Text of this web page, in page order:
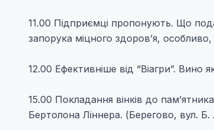
11.00 Підприємці пропонують. Що
запорука міцного здоров’я,
12.00 Ефективніше від “Віагри”. Вино
15.00 Покладання вінків до
Бертолона Ліннера. (Берегово, вул. Б.